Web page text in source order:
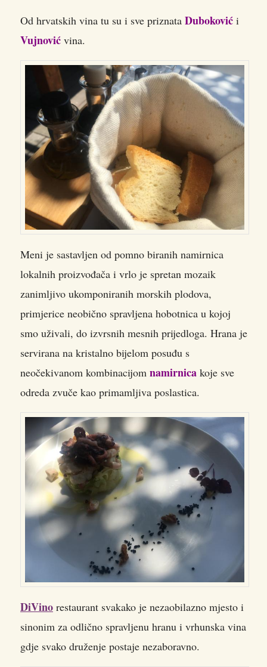
Od hrvatskih vina tu su i sve priznata Duboković i
Vujnović vina.
Meni je sastavljen od pomno biranih namirnica
lokalnih proizvođača i vrlo je spretan mozaik
zanimljivo ukomponiranih morskih plodova,
primjerice neobično spravljena hobotnica u kojoj
smo uživali, do izvrsnih mesnih prijedloga. Hrana je
servirana na kristalno bijelom posuđu s
neočekivanom kombinacijom namirnica koje sve
odreda zvuče kao primamljiva poslastica.
DiVino restaurant svakako je nezaobilazno mjesto i
sinonim za odlično spravljenu hranu i vrhunska vina
gdje svako druženje postaje nezaboravno.